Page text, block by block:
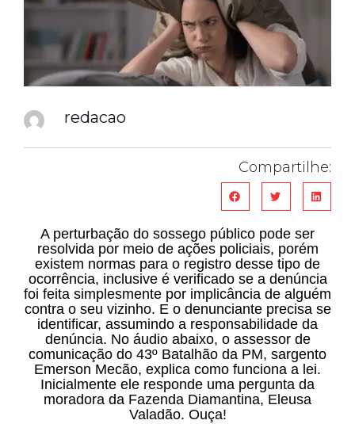
redacao
Compartilhe:
A perturbação do sossego público pode ser
resolvida por meio de ações policiais, porém
existem normas para o registro desse tipo de
ocorrência, inclusive é verificado se a denúncia
foi feita simplesmente por implicância de alguém
contra o seu vizinho. E o denunciante precisa se
identificar, assumindo a responsabilidade da
denúncia. No áudio abaixo, o assessor de
comunicação do 43º Batalhão da PM, sargento
Emerson Mecão, explica como funciona a lei.
Inicialmente ele responde uma pergunta da
moradora da Fazenda Diamantina, Eleusa
Valadão. Ouça!